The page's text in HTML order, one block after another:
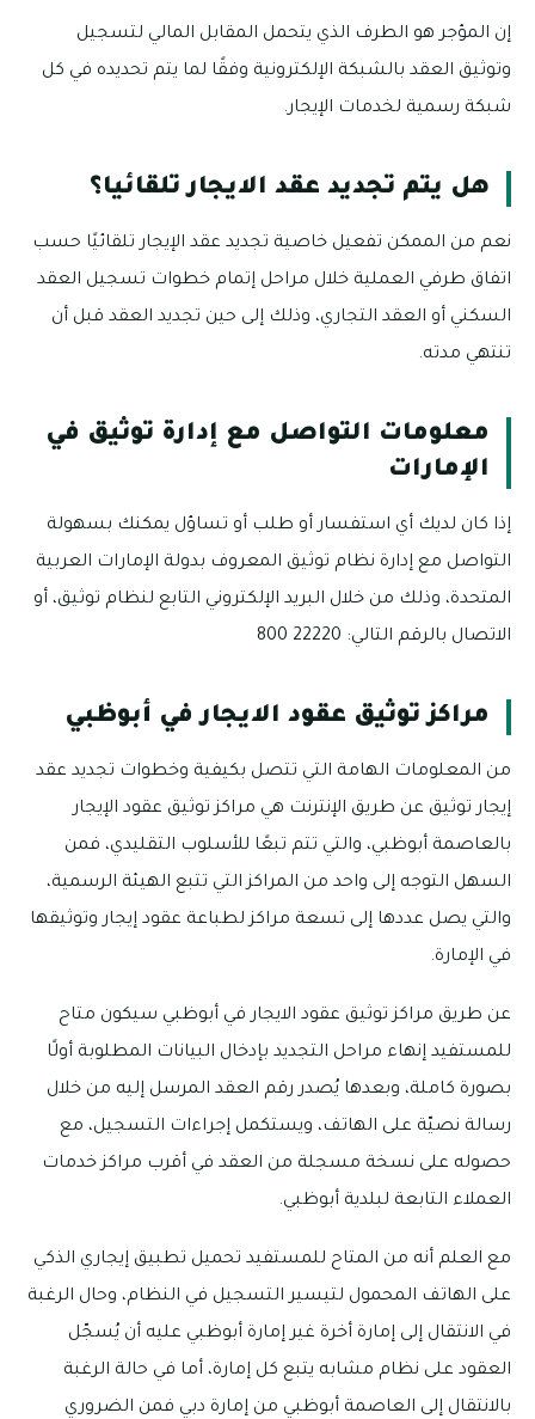
إن المؤجر هو الطرف الذي يتحمل المقابل المالي لتسجيل
وتوثيق العقد بالشبكة الإلكترونية وفقًا لما يتم تحديده في كل
شبكة رسمية لخدمات الإيجار.
هل يتم تجديد عقد الايجار تلقائيا؟
نعم من الممكن تفعيل خاصية تجديد عقد الإيجار تلقائيًا حسب
اتفاق طرفي العملية خلال مراحل إتمام خطوات تسجيل العقد
السكني أو العقد التجاري، وذلك إلى حين تجديد العقد قبل أن
تنتهي مدته.
معلومات التواصل مع إدارة توثيق في
الإمارات
إذا كان لديك أي استفسار أو طلب أو تساؤل يمكنك بسهولة
التواصل مع إدارة نظام توثيق المعروف بدولة الإمارات العربية
المتحدة، وذلك من خلال البريد الإلكتروني التابع لنظام توثيق، أو
الاتصال بالرقم التالي: 22220 800
مراكز توثيق عقود الايجار في أبوظبي
من المعلومات الهامة التي تتصل بكيفية وخطوات تجديد عقد
إيجار توثيق عن طريق الإنترنت هي مراكز توثيق عقود الإيجار
بالعاصمة أبوظبي، والتي تتم تبعًا للأسلوب التقليدي، فمن
السهل التوجه إلى واحد من المراكز التي تتبع الهيئة الرسمية،
والتي يصل عددها إلى تسعة مراكز لطباعة عقود إيجار وتوثيقها
في الإمارة.
عن طريق مراكز توثيق عقود الايجار في أبوظبي سيكون متاح
للمستفيد إنهاء مراحل التجديد بإدخال البيانات المطلوبة أولًا
بصورة كاملة، وبعدها يُصدر رقم العقد المرسل إليه من خلال
رسالة نصيّة على الهاتف، ويستكمل إجراءات التسجيل، مع
حصوله على نسخة مسجلة من العقد في أقرب مراكز خدمات
العملاء التابعة لبلدية أبوظبي.
مع العلم أنه من المتاح للمستفيد تحميل تطبيق إيجاري الذكي
على الهاتف المحمول لتيسير التسجيل في النظام، وحال الرغبة
في الانتقال إلى إمارة أخرة غير إمارة أبوظبي عليه أن يُسجّل
العقود على نظام مشابه يتبع كل إمارة، أما في حالة الرغبة
بالانتقال إلى العاصمة أبوظبي من إمارة دبي فمن الضروري